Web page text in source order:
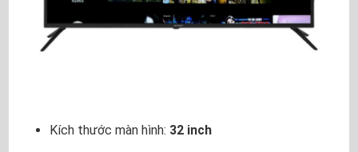
Kích thước màn hình: 32 inch